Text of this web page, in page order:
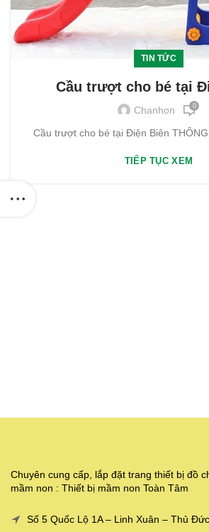
TIN TỨC
Cầu trượt cho bé tại
Chanhon 0
Cầu trượt cho bé tại Điện Biên THÔNG
TIẾP TỤC XEM
Chuyên cung cấp, lắp đặt trang thiết bị đồ
mầm non : Thiết bị mầm non Toàn Tâm
Số 5 Quốc Lộ 1A – Linh Xuân – Thủ